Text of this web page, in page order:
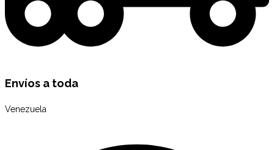
Envíos a toda
Venezuela